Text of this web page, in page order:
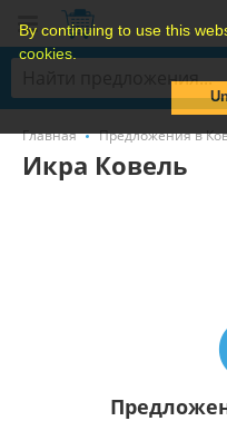
By continuing to use this
cookies.
Главная Предложения в
Икра Ковель